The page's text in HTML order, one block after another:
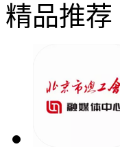
精品推荐